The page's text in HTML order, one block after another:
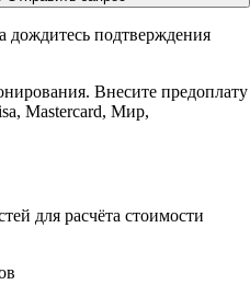
дождитесь подтверждения
Внесите предоплату
Mastercard, Мир,
для расчёта стоимости